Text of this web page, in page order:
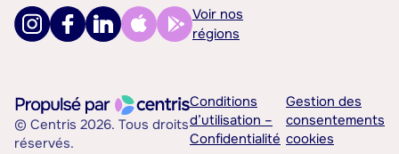
Voir nos
régions
© Centris 2026. Tous droits
réservés.
Conditions
d’utilisation –
Confidentialité
Gestion des
consentements
cookies